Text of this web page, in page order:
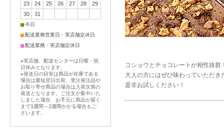
コショウとチョコレートが相性抜
大人の方にはぜひ味わっていただき
是非お試しください！
23
24 25 26 27 28
29
30
31
■今日
■配送業務営業日・実店舗定休日
■配送業務・実店舗定休日
★実店舗、配送センターは日曜・祝
日休みとなります。
★発送日の目安は商品が在庫である
場合は最短翌日出荷、受注発注品や
お取り寄せ商品の場合は入荷次第の
発送となります。ご注文が集中いた
しました場合、お手元に商品が届く
まで1週間～2週間かかる場合もご
ざいます。